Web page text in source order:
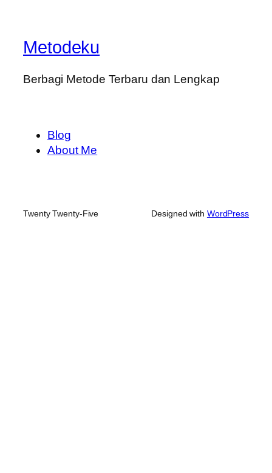
Metodeku
Berbagi Metode Terbaru dan Lengkap
Blog
About Me
Twenty Twenty-Five Designed with WordPress